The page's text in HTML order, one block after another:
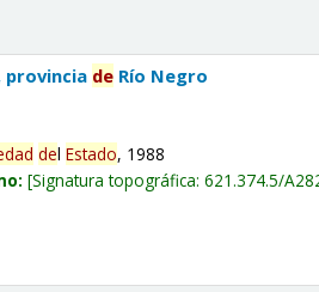
provincia de Río Negro
delEstado, 1988
Signatura topográfica:621.374.5/